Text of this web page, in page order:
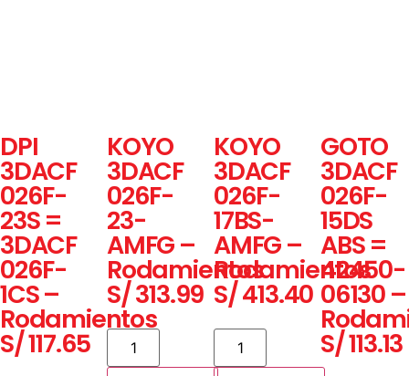
DPI
3DACF
026F-
23S =
3DACF
026F-
1CS –
Rodamientos
S/117.65
KOYO
3DACF
026F-
23-
AMFG –
Rodamientos
S/313.99
KOYO
3DACF
026F-
17BS-
AMFG –
Rodamientos
S/413.40
GOTO
3DACF
026F-
15DS
ABS =
42450-
06130 –
S/113.13